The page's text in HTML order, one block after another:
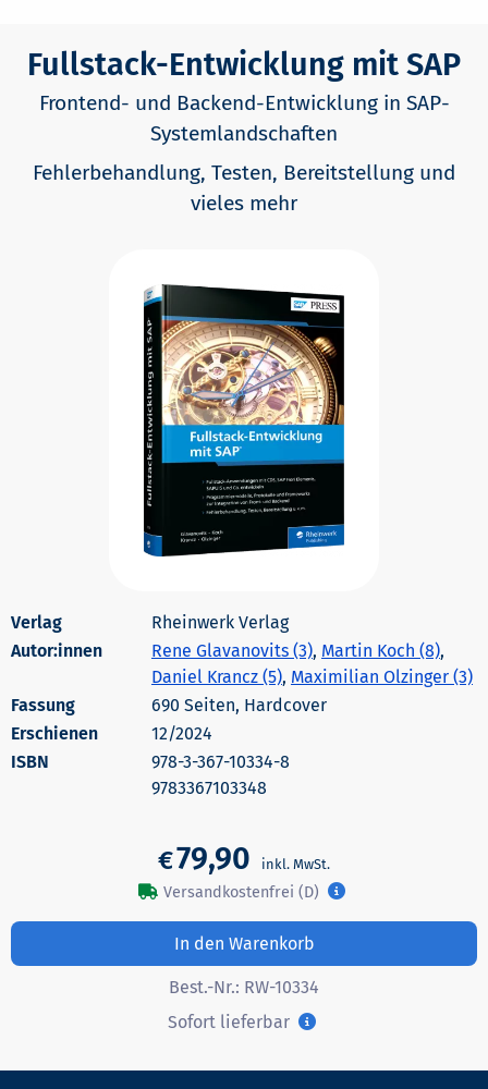
Fullstack-Entwicklung mit SAP
Frontend- und Backend-Entwicklung in SAP-
Systemlandschaften
Fehlerbehandlung, Testen, Bereitstellung und
vieles mehr
Rheinwerk Verlag
Autor:innen
Rene Glavanovits (3), Martin Koch (8),
Daniel Krancz (5), Maximilian Olzinger (3)
690 Seiten, Hardcover
Erschienen
12/2024
978-3-367-10334-8
9783367103348
€79,90
Versandkostenfrei (D)
In den Warenkorb
Best.-Nr.: RW-10334
Sofort lieferbar